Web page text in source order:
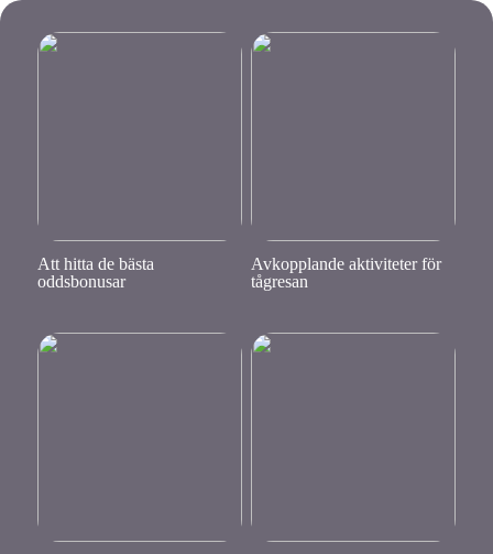
Att hitta de bästa
oddsbonusar
Avkopplande aktiviteter för
tågresan